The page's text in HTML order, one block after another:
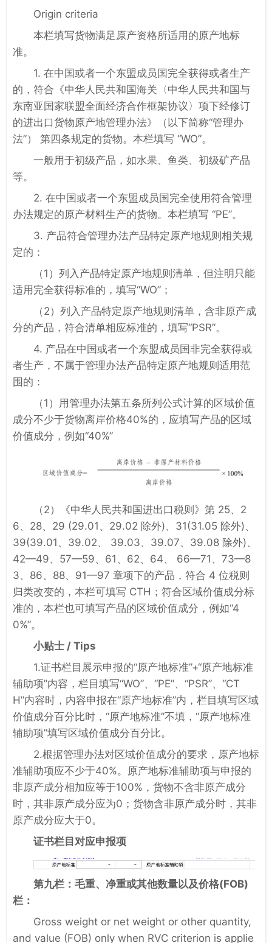
Origin criteria
本栏填写货物满足原产资格所适用的原产地标
准。
1. 在中国或者一个东盟成员国完全获得或者生产
的，符合《中华人民共和国海关〈中华人民共和国与
东南亚国家联盟全面经济合作框架协议〉项下经修订
的进出口货物原产地管理办法》（以下简称“管理办
法”） 第四条规定的货物。本栏填写 “WO”。
一般用于初级产品，如水果、鱼类、初级矿产品
等。
2. 在中国或者一个东盟成员国完全使用符合管理
办法规定的原产材料生产的货物。本栏填写 “PE”。
3. 产品符合管理办法产品特定原产地规则相关规
定的：
（1）列入产品特定原产地规则清单，但注明只能
适用完全获得标准的，填写“WO”；
（2）列入产品特定原产地规则清单，含非原产成
分的产品，符合清单相应标准的，填写“PSR”。
4. 产品在中国或者一个东盟成员国非完全获得或
者生产，不属于管理办法产品特定原产地规则适用范
围的：
（1）用管理办法第五条所列公式计算的区域价值
成分不少于货物离岸价格40%的，应填写产品的区域
价值成分，例如“40%”
（2）《中华人民共和国进出口税则》第 25、2
6、28、29 (29.01、29.02 除外)、31(31.05 除外)、
39(39.01、39.02、 39.03、39.07、39.08 除外)、
42—49、57—59、61、62、64、 66—71、73—8
3、86、88、91—97 章项下的产品，符合 4 位税则
归类改变的，本栏可填写 CTH；符合区域价值成分标
准的，本栏也可填写产品的区域价值成分，例如“4
0%”。
小贴士 / Tips
1.证书栏目展示申报的“原产地标准”+“原产地标准
辅助项”内容，栏目填写“WO”、“PE”、“PSR”、“CT
H”内容时，内容申报在“原产地标准”内，栏目填写区域
价值成分百分比时，“原产地标准”不填，“原产地标准
辅助项”填写区域价值成分百分比。
2.根据管理办法对区域价值成分的要求，原产地标
准辅助项应不少于40%。原产地标准辅助项与申报的
非原产成分相加应等于100%，货物不含非原产成分
时，其非原产成分应为0；货物含非原产成分时，其非
原产成分应大于0。
证书栏目对应申报项
第九栏：毛重、净重或其他数量以及价格(FOB)
栏：
Gross weight or net weight or other quantity,
and value (FOB) only when RVC criterion is applie